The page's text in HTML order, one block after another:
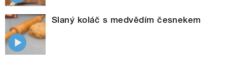
Slaný koláč s medvědím česnekem